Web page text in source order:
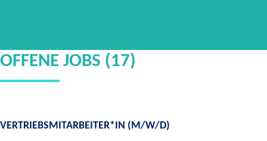
OFFENE JOBS (17)
VERTRIEBSMITARBEITER*IN (M/W/D)